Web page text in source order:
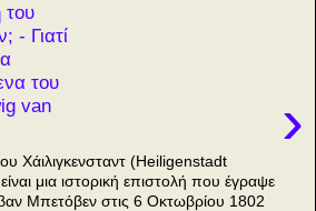
του
- Γιατί
του
van
›
Χάιλιγκενσταντ (Heiligenstadt
μια ιστορική επιστολή που έγραψε
Μπετόβεν στις 6 Οκτωβρίου 1802